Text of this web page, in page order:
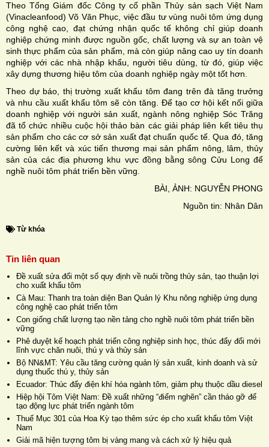
Theo Tổng Giám đốc Công ty cổ phần Thủy sản sạch Việt Nam
(Vinacleanfood) Võ Văn Phục, việc đầu tư vùng nuôi tôm ứng dụng
công nghệ cao, đạt chứng nhận quốc tế không chỉ giúp doanh
nghiệp chứng minh được nguồn gốc, chất lượng và sự an toàn vệ
sinh thực phẩm của sản phẩm, mà còn giúp nâng cao uy tín doanh
nghiệp với các nhà nhập khẩu, người tiêu dùng, từ đó, giúp việc
xây dựng thương hiệu tôm của doanh nghiệp ngày một tốt hơn.
Theo dự báo, thị trường xuất khẩu tôm đang trên đà tăng trưởng
và nhu cầu xuất khẩu tôm sẽ còn tăng. Ðể tạo cơ hội kết nối giữa
doanh nghiệp với người sản xuất, ngành nông nghiệp Sóc Trăng
đã tổ chức nhiều cuộc hội thảo bàn các giải pháp liên kết tiêu thụ
sản phẩm cho các cơ sở sản xuất đạt chuẩn quốc tế. Qua đó, tăng
cường liên kết và xúc tiến thương mại sản phẩm nông, lâm, thủy
sản của các địa phương khu vực đồng bằng sông Cửu Long để
nghề nuôi tôm phát triển bền vững.
BÀI, ẢNH: NGUYỄN PHONG
Nguồn tin: Nhân Dân
Từ khóa
Tin liên quan
Đề xuất sửa đổi một số quy định về nuôi trồng thủy sản, tạo thuận lợi
cho xuất khẩu tôm
Cà Mau: Thanh tra toàn diện Ban Quản lý Khu nông nghiệp ứng dụng
công nghệ cao phát triển tôm
Con giống chất lượng tạo nền tảng cho nghề nuôi tôm phát triển bền
vững
Phê duyệt kế hoạch phát triển công nghiệp sinh học, thúc đẩy đổi mới
lĩnh vực chăn nuôi, thú y và thủy sản
Bộ NN&MT: Yêu cầu tăng cường quản lý sản xuất, kinh doanh và sử
dụng thuốc thú y, thủy sản
Ecuador: Thúc đẩy điện khí hóa ngành tôm, giảm phụ thuộc dầu diesel
Hiệp hội Tôm Việt Nam: Đề xuất những “điểm nghẽn” cần tháo gỡ để
tạo động lực phát triển ngành tôm
Thuế Mục 301 của Hoa Kỳ tạo thêm sức ép cho xuất khẩu tôm Việt
Nam
Giải mã hiện tượng tôm bị vàng mang và cách xử lý hiệu quả